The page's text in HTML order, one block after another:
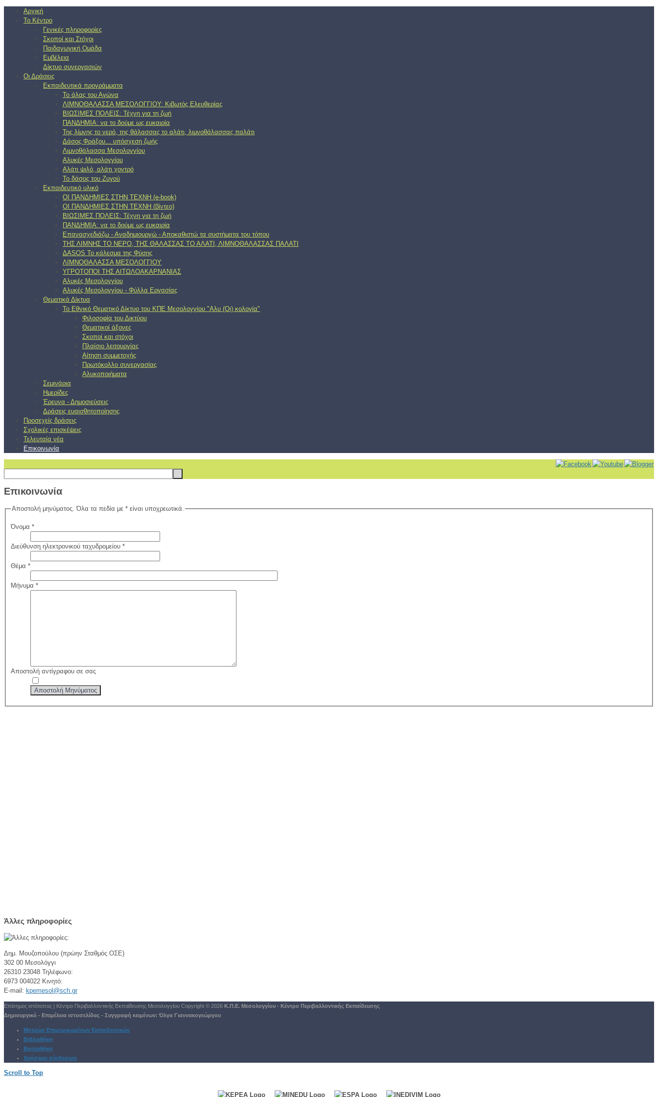
Αρχική
Το Κέντρο
Γενικές πληροφορίες
Σκοποί και Στόχοι
Παιδαγωγική Ομάδα
Εμβέλεια
Δίκτυο συνεργασιών
Οι Δράσεις
Εκπαιδευτικά προγράμματα
Το άλας του Αγώνα
ΛΙΜΝΟΘΑΛΑΣΣΑ ΜΕΣΟΛΟΓΓΙΟΥ: Κιβωτός Ελευθερίας
ΒΙΩΣΙΜΕΣ ΠΟΛΕΙΣ: Τέχνη για τη ζωή
ΠΑΝΔΗΜΙΑ: να το δούμε ως ευκαιρία
Της λίμνης το νερό, της θάλασσας το αλάτι, λιμνοθάλασσας παλάτι
Δάσος Φράξου... υπόσχεση ζωής
Λιμνοθάλασσα Μεσολογγίου
Αλυκές Μεσολογγίου
Αλάτι ψιλό, αλάτι χοντρό
Το δάσος του Ζυγού
Εκπαιδευτικό υλικό
ΟΙ ΠΑΝΔΗΜΙΕΣ ΣΤΗΝ ΤΕΧΝΗ (e-book)
ΟΙ ΠΑΝΔΗΜΙΕΣ ΣΤΗΝ ΤΕΧΝΗ (βίντεο)
ΒΙΩΣΙΜΕΣ ΠΟΛΕΙΣ: Τέχνη για τη ζωή
ΠΑΝΔΗΜΙΑ: να το δούμε ως ευκαιρία
Επανασχεδιάζω - Αναδημιουργώ - Αποκαθιστώ τα συστήματα του τόπου
ΤΗΣ ΛΙΜΝΗΣ ΤΟ ΝΕΡΟ, ΤΗΣ ΘΑΛΑΣΣΑΣ ΤΟ ΑΛΑΤΙ, ΛΙΜΝΟΘΑΛΑΣΣΑΣ ΠΑΛΑΤΙ
ΔΑSOS Το κάλεσμα της Φύσης
ΛΙΜΝΟΘΑΛΑΣΣΑ ΜΕΣΟΛΟΓΓΙΟΥ
ΥΓΡΟΤΟΠΟΙ ΤΗΣ ΑΙΤΩΛΟΑΚΑΡΝΑΝΙΑΣ
Αλυκές Μεσολογγίου
Αλυκές Μεσολογγίου - Φύλλα Εργασίας
Θεματικά Δίκτυα
Το Εθνικό Θεματικό Δίκτυο του ΚΠΕ Μεσολογγίου "Αλυ (Oι) κολογία"
Φιλοσοφία του Δικτύου
Θεματικοί άξονες
Σκοποί και στόχοι
Πλαίσιο λειτουργίας
Αίτηση συμμετοχής
Πρωτόκολλο συνεργασίας
Αλυκοποιήματα
Σεμινάρια
Ημερίδες
Έρευνα - Δημοσιεύσεις
Δράσεις ευαισθητοποίησης
Προσεχείς δράσεις
Σχολικές επισκέψεις
Τελευταία νέα
Επικοινωνία
Επικοινωνία
Αποστολή μηνύματος. Όλα τα πεδία με * είναι υποχρεωτικά.
Όνομα *
Διεύθυνση ηλεκτρονικού ταχυδρομείου*
Θέμα *
Μήνυμα *
Αποστολή αντίγραφου σε σας
Αποστολή Μηνύματος
Άλλες πληροφορίες
Δημ. Μουζοπούλου (πρώην Σταθμός ΟΣΕ)
302 00 Μεσολόγγι
26310 23048 Τηλέφωνο:
6973 004022 Κινητό:
E-mail: kpemesol@sch.gr
Επίσημος ιστότοπος | Κέντρο Περιβαλλοντικής Εκπαίδευσης Μεσολογγίου Copyright © 2026 Κ.Π.Ε. Μεσολογγίου - Κέντρο Περιβαλλοντικής Εκπαίδευσης
Δημιουργικό - Επιμέλεια ιστοσελίδας - Συγγραφή κειμένων: Όλγα Γιαννακογεώργου
Μητρώο Επιμορφωμένων Εκπαιδευτικών
Βιβλιοθήκη
Βιντεοθήκη
Χρήσιμοι σύνδεσμοι
Scroll to Top